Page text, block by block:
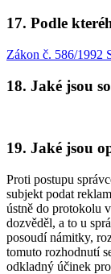
17. Podle
Zákon č. 586/1992
18. Jaké jsou
19. Jaké jsou
Proti postupu
subjekt podat
ústně do protokolu
dozvěděl, a to u
posoudí námitky,
tomuto rozhodnutí
odkladný účinek